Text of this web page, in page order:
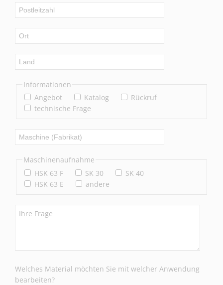
Informationen
Angebot
Katalog
Rückruf
technische Frage
Maschinenaufnahme
HSK 63 F
SK 30
SK 40
HSK 63 E
andere
Welches Material möchten Sie mit welcher Anwendung
bearbeiten?